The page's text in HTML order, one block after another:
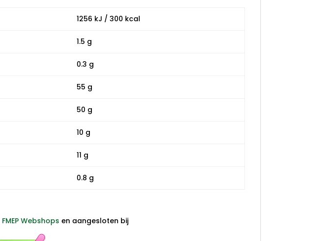
1256 kJ / 300 kcal
1.5 g
0.3 g
55 g
50 g
10 g
11 g
0.8 g
FMEP Webshops en aangesloten bij